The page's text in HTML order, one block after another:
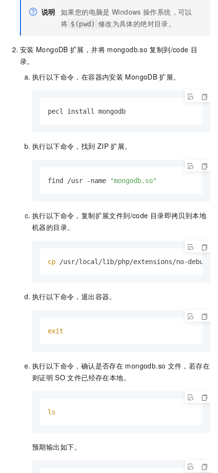
说明 如果您的电脑是 Windows 操作系统，可以
将 $(pwd) 修改为具体的绝对目录。
安装 MongoDB 扩展，并将 mongodb.so 复制到/code 目
录。
执行以下命令，在容器内安装 MongoDB 扩展。
pecl install mongodb
执行以下命令，找到 ZIP 扩展。
find /usr -name "mongodb.so"
执行以下命令，复制扩展文件到/code 目录即拷贝到本地
机器的目录。
cp /usr/local/lib/php/extensions/no-debug-
执行以下命令，退出容器。
exit
执行以下命令，确认是否存在 mongodb.so 文件，若存在
则证明 SO 文件已经存在本地。
ls
预期输出如下。